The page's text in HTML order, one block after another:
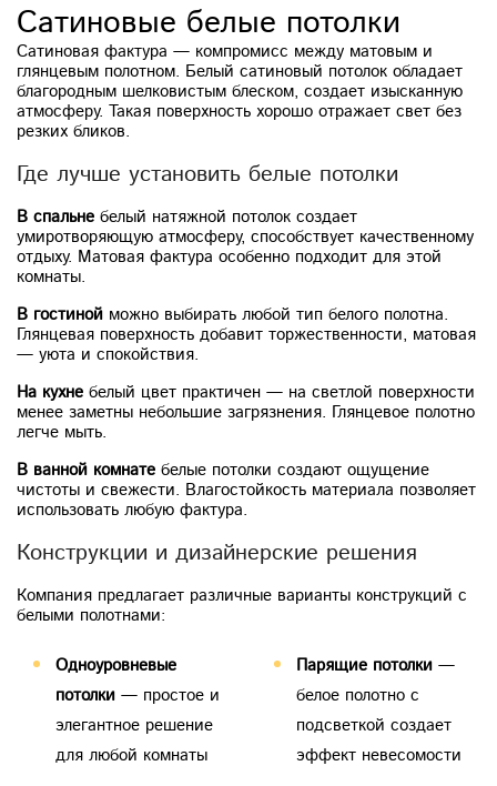
Сатиновые белые потолки
Сатиновая фактура — компромисс между матовым и
глянцевым полотном. Белый сатиновый потолок обладает
благородным шелковистым блеском, создает изысканную
атмосферу. Такая поверхность хорошо отражает свет без
резких бликов.
Где лучше установить белые потолки
В спальне белый натяжной потолок создает
умиротворяющую атмосферу, способствует качественному
отдыху. Матовая фактура особенно подходит для этой
комнаты.
В гостиной можно выбирать любой тип белого полотна.
Глянцевая поверхность добавит торжественности, матовая
— уюта и спокойствия.
На кухне белый цвет практичен — на светлой поверхности
менее заметны небольшие загрязнения. Глянцевое полотно
легче мыть.
В ванной комнате белые потолки создают ощущение
чистоты и свежести. Влагостойкость материала позволяет
использовать любую фактура.
Конструкции и дизайнерские решения
Компания предлагает различные варианты конструкций с
белыми полотнами:
Одноуровневые
потолки — простое и
элегантное решение
для любой комнаты
Парящие потолки—
белое полотно с
подсветкой создает
эффект невесомости